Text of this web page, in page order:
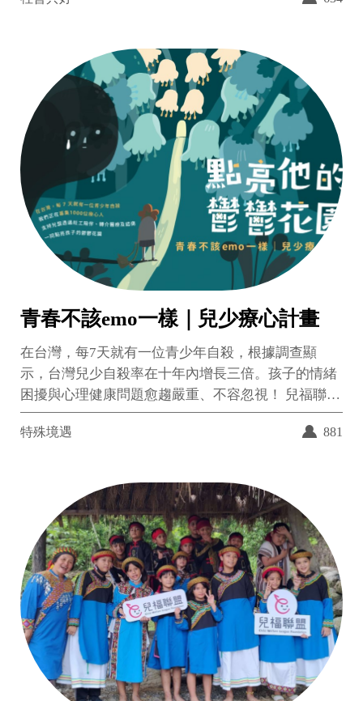
青春不該emo一樣｜兒少療心計畫
在台灣，每7天就有一位青少年自殺，根據調查顯
示，台灣兒少自殺率在十年內增長三倍。孩子的情緒
困擾與心理健康問題愈趨嚴重、不容忽視！ 兒福聯盟
除了提供免費青少年服務專線，近年更開辦了少年心
理健康服務、兒童創傷療癒服務，提供兒少心理支
我們持續推動兒少療心計畫，讓孩子重新找回生活的
希望與勇氣。
特殊境遇 881